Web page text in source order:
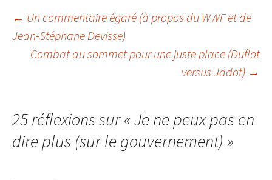
Navigation
des
← Un commentaire égaré (à propos du WWF et de
Jean-Stéphane Devisse)
Combat au sommet pour une juste place (Duflot
versus Jadot) →
25 réflexions sur «Je ne peux pas en
dire plus (sur le gouvernement) »